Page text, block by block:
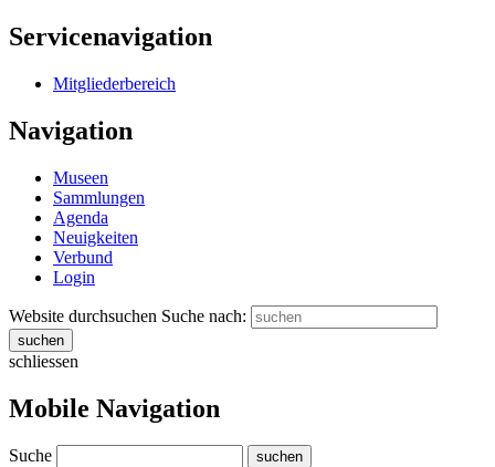
Servicenavigation
Mitgliederbereich
Navigation
Museen
Sammlungen
Agenda
Neuigkeiten
Verbund
Login
Website durchsuchen Suche nach:
suchen
schliessen
Mobile Navigation
Suche suchen